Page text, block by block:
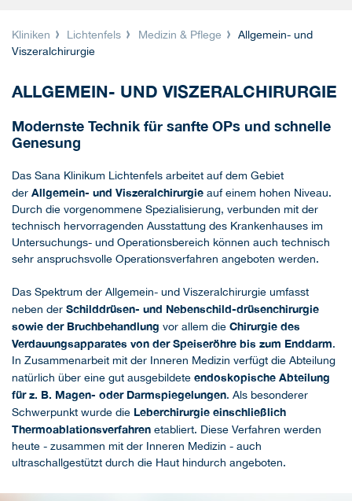
Kliniken Lichtenfels Medizin & Pflege
Allgemein- und
Viszeralchirurgie
ALLGEMEIN- UND VISZERALCHIRURGIE
Modernste Technik für sanfte OPs und schnelle
Genesung
Das Sana Klinikum Lichtenfels arbeitet auf dem Gebiet
der Allgemein- und Viszeralchirurgie auf einem hohen Niveau.
Durch die vorgenommene Spezialisierung, verbunden mit der
technisch hervorragenden Ausstattung des Krankenhauses im
Untersuchungs- und Operationsbereich können auch technisch
sehr anspruchsvolle Operationsverfahren angeboten werden.
Das Spektrum der Allgemein- und Viszeralchirurgie umfasst
neben der Schilddrüsen- und Nebenschild-drüsenchirurgie
sowie der Bruchbehandlung vor allem die Chirurgie des
Verdauungsapparates von der Speiseröhre bis zum Enddarm.
In Zusammenarbeit mit der Inneren Medizin verfügt die Abteilung
natürlich über eine gut ausgebildete endoskopische Abteilung
für z. B. Magen- oder Darmspiegelungen. Als besonderer
Schwerpunkt wurde die Leberchirurgie einschließlich
Thermoablationsverfahren etabliert. Diese Verfahren werden
heute - zusammen mit der Inneren Medizin - auch
ultraschallgestützt durch die Haut hindurch angeboten.